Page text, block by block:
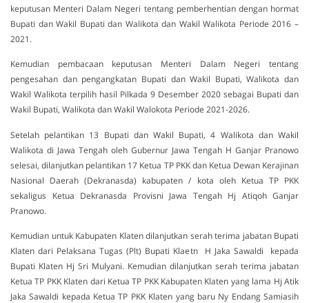
keputusan Menteri Dalam Negeri tentang pemberhentian dengan hormat
Bupati dan Wakil Bupati dan Walikota dan Wakil Walikota Periode 2016 –
2021.
Kemudian pembacaan keputusan Menteri Dalam Negeri tentang
pengesahan dan pengangkatan Bupati dan Wakil Bupati, Walikota dan
Wakil Walikota terpilih hasil Pilkada 9 Desember 2020 sebagai Bupati dan
Wakil Bupati, Walikota dan Wakil Walokota Periode 2021-2026.
Setelah pelantikan 13 Bupati dan Wakil Bupati, 4 Walikota dan Wakil
Walikota di Jawa Tengah oleh Gubernur Jawa Tengah H Ganjar Pranowo
selesai, dilanjutkan pelantikan 17 Ketua TP PKK dan Ketua Dewan Kerajinan
Nasional Daerah (Dekranasda) kabupaten / kota oleh Ketua TP PKK
sekaligus Ketua Dekranasda Provisni Jawa Tengah Hj Atiqoh Ganjar
Pranowo.
Kemudian untuk Kabupaten Klaten dilanjutkan serah terima jabatan Bupati
Klaten dari Pelaksana Tugas (Plt) Bupati Klaetn H Jaka Sawaldi kepada
Bupati Klaten Hj Sri Mulyani. Kemudian dilanjutkan serah terima jabatan
Ketua TP PKK Klaten dari Ketua TP PKK Kabupaten Klaten yang lama Hj Atik
Jaka Sawaldi kepada Ketua TP PKK Klaten yang baru Ny Endang Samiasih